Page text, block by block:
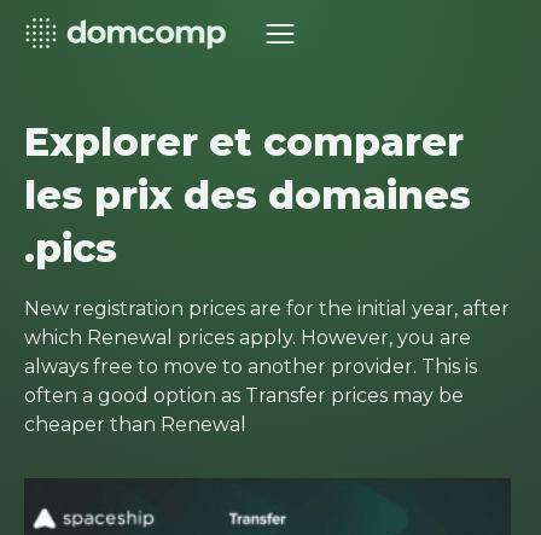
Explorer et comparer
les prix des domaines
.pics
New registration prices are for the initial year, after
which Renewal prices apply. However, you are
always free to move to another provider. This is
often a good option as Transfer prices may be
cheaper than Renewal